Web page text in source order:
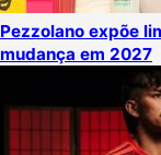
Pezzolano expõe
mudança em 2027